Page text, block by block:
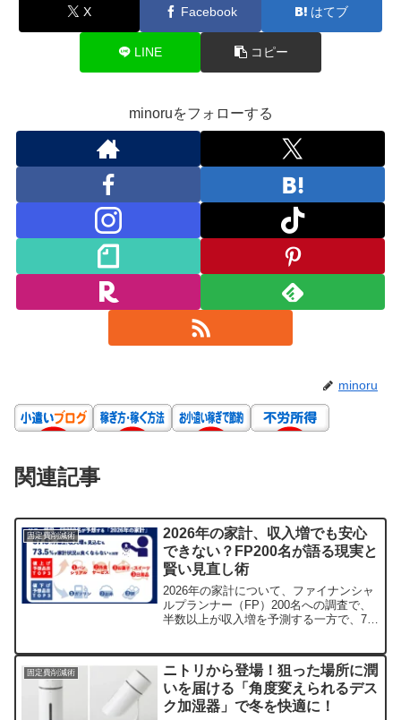
X Facebook はてブ
LINE コピー
minoruをフォローする
minoru
関連記事
固定費削減術
2026年の家計、収入増でも安心
できない？FP200名が語る現実と
賢い見直し術
2026年の家計について、ファイナンシャ
ルプランナー（FP）200名への調査で、
半数以上が収入増を予測する一方で、7割
軽減するための見直しポイントや具体的
な節約の可能性について解説します。
固定費削減術
ニトリから登場！狙った場所に潤
いを届ける「角度変えられるデス
ク加湿器」で冬を快適に！